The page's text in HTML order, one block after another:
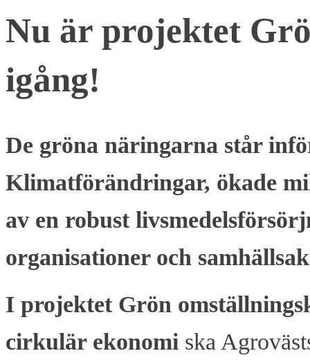
Nu är projektet
igång!
De gröna näringarna står
Klimatförändringar, ökade
av en robust
organisationer och
I projektet Grön
cirkulär ekonomi ska